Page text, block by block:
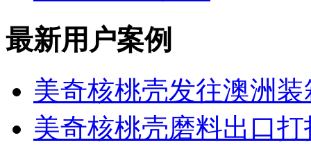
最新用户案例
美奇核桃壳发往澳洲
美奇核桃壳磨料出口